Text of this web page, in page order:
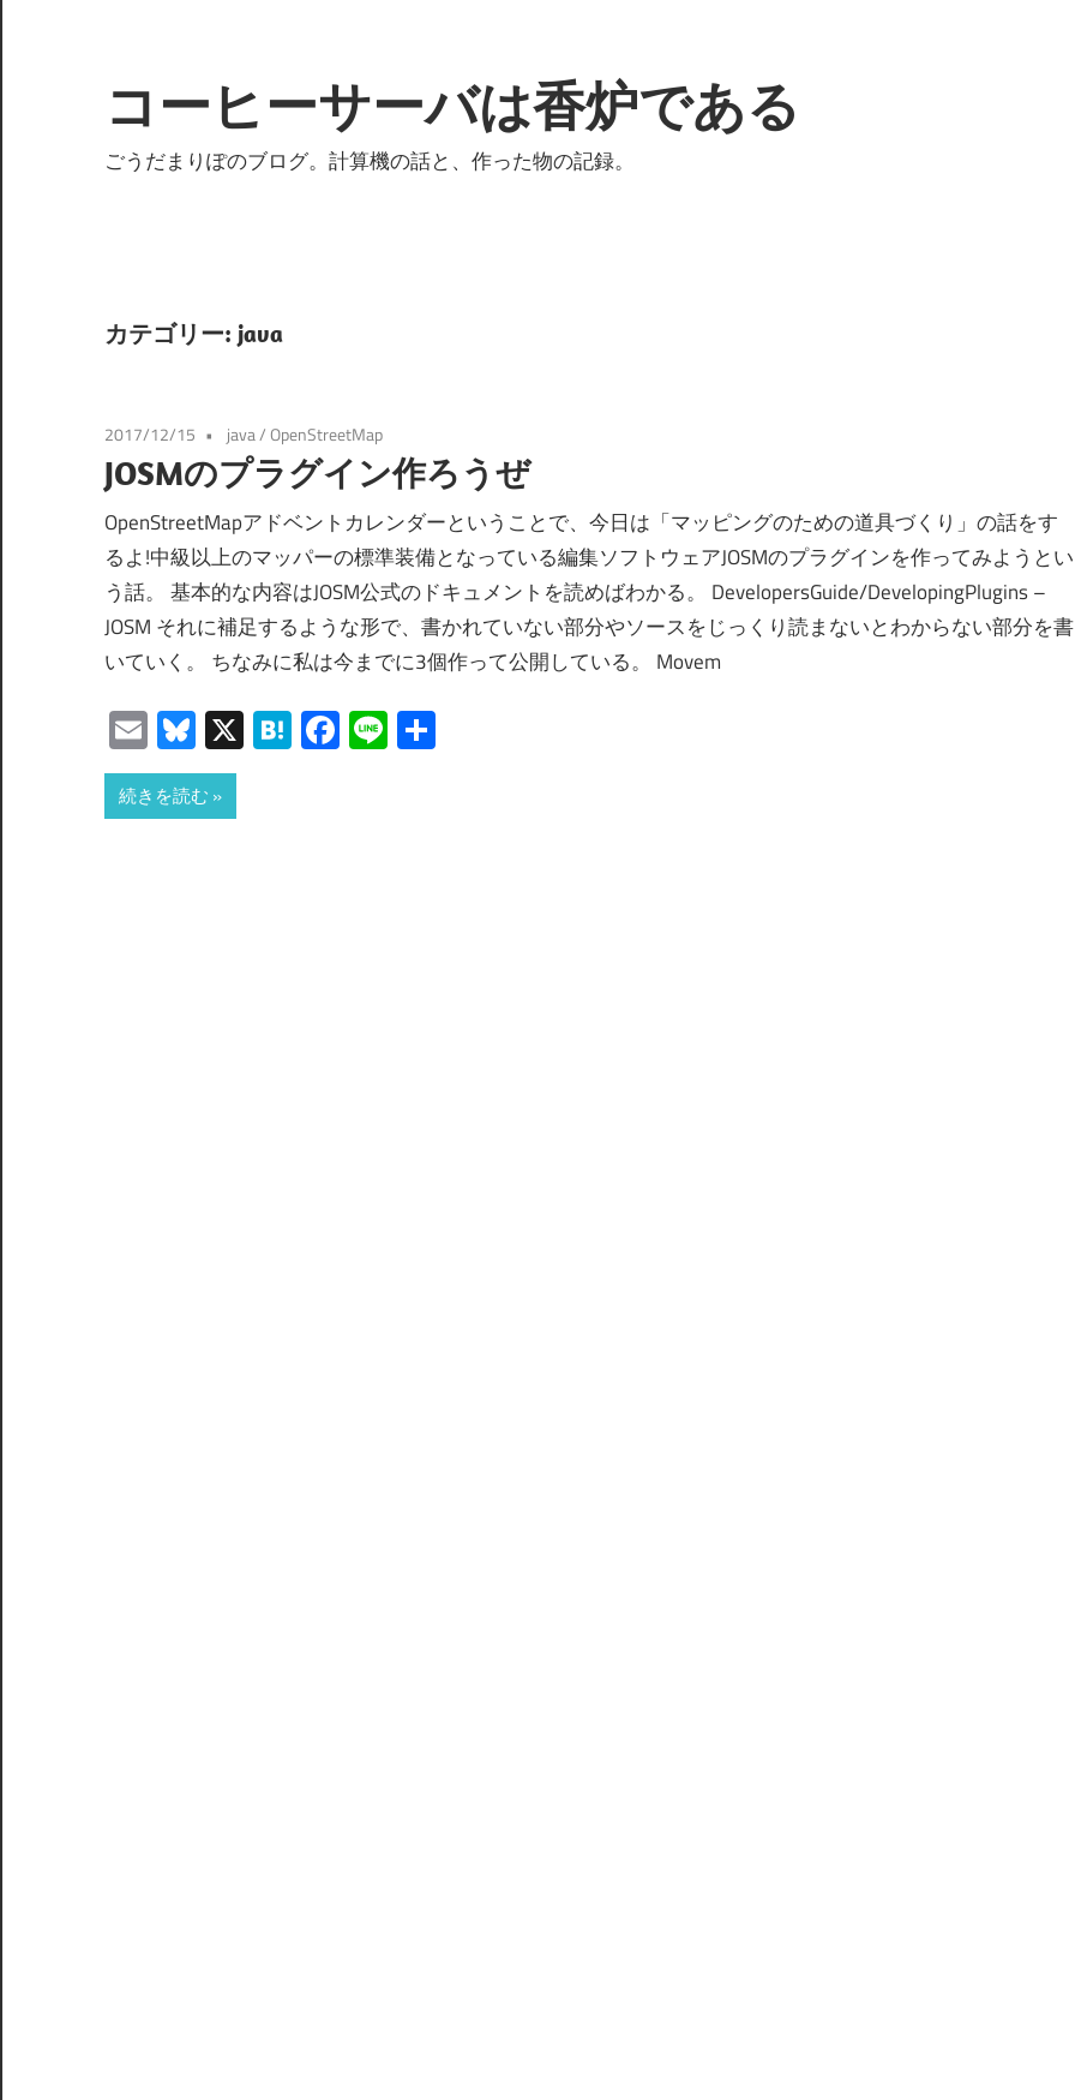
テ
ン
ツ
プ
コーヒーサーバは香炉である
ごうだまりぽのブログ。計算機の話と、作った物の記録。
カテゴリー: java
2017/12/15 java/OpenStreetMap
JOSMのプラグイン作ろうぜ
OpenStreetMapアドベントカレンダーということで、今日は「マッピングのための道具づくり」の話をす
るよ!中級以上のマッパーの標準装備となっている編集ソフトウェアJOSMのプラグインを作ってみようとい
う話。 基本的な内容はJOSM公式のドキュメントを読めばわかる。 DevelopersGuide/DevelopingPlugins –
JOSM それに補足するような形で、書かれていない部分やソースをじっくり読まないとわからない部分を書
いていく。 ちなみに私は今までに3個作って公開している。 Movem
EmailBluesky
X Hatena
Facebook
Line
続きを読む